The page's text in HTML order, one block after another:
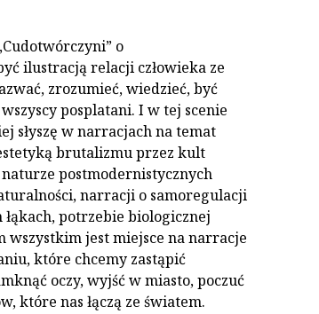
o
ilustracją relacji człowieka ze
zrozumieć, wiedzieć, być
posplatani. I w tej scenie
słyszę w narracjach na temat
brutalizmu przez kult
postmodernistycznych
narracji o samoregulacji
potrzebie biologicznej
jest miejsce na narracje
które chcemy zastąpić
oczy, wyjść w miasto, poczuć
które nas łączą ze światem.